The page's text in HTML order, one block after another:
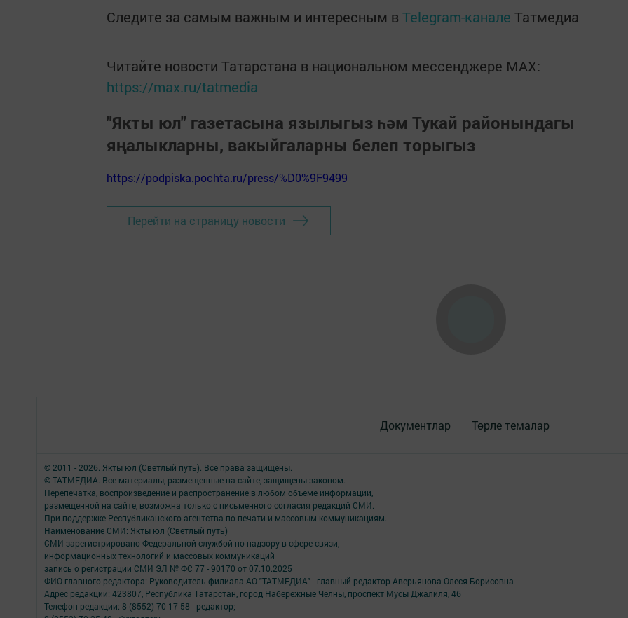
Следите за самым важным и интересным в Telegram-канале Татмедиа
Читайте новости Татарстана в национальном мессенджере MАХ:
https://max.ru/tatmedia
"Якты юл" газетасына язылыгыз һәм Тукай районындагы
яңалыкларны, вакыйгаларны белеп торыгыз
https://podpiska.pochta.ru/press/%D0%9F9499
Перейти на страницу новости
Документлар Төрле темалар
© 2011 - 2026. Якты юл (Светлый путь). Все права защищены.
© ТАТМЕДИА. Все материалы, размещенные на сайте, защищены законом.
Перепечатка, воспроизведение и распространение в любом объеме информации,
размещенной на сайте, возможна только с письменного согласия редакций СМИ.
При поддержке Республиканского агентства по печати и массовым коммуникациям.
Наименование СМИ: Якты юл (Светлый путь)
СМИ зарегистрировано Федеральной службой по надзору в сфере связи,
информационных технологий и массовых коммуникаций
запись о регистрации СМИ ЭЛ № ФС 77 - 90170 от 07.10.2025
ФИО главного редактора: Руководитель филиала АО "ТАТМЕДИА" - главный редактор Аверьянова Олеся Борисовна
Адрес редакции: 423807, Республика Татарстан, город Набережные Челны, проспект Мусы Джалиля, 46
Телефон редакции: 8 (8552) 70-17-58 - редактор;